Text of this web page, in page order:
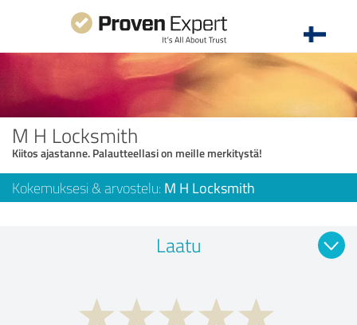
M H Locksmith
Kiitos ajastanne. Palautteellasi on meille merkitystä!
Kokemuksesi & arvostelu: M H Locksmith
Laatu